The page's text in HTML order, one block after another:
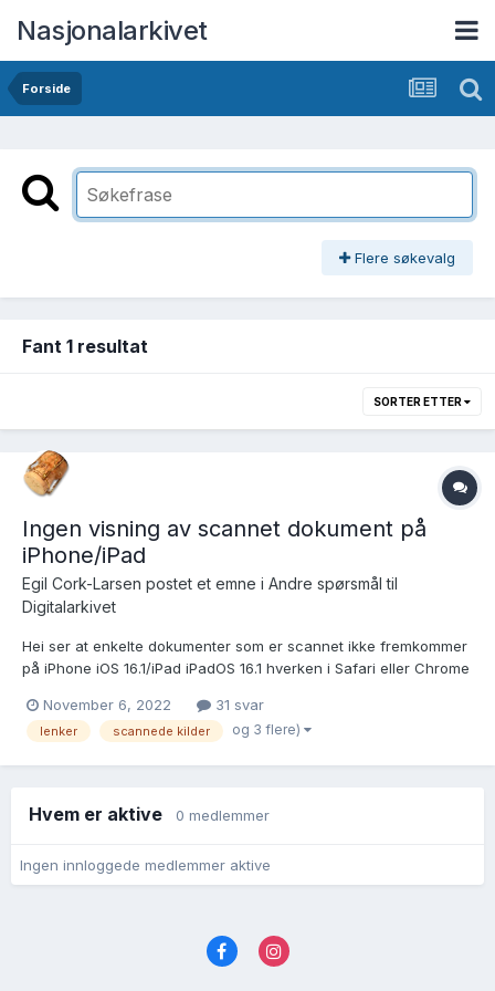
Nasjonalarkivet
Forside
Flere søkevalg
Fant 1 resultat
SORTER ETTER
Ingen visning av scannet dokument på
iPhone/iPad
Egil Cork-Larsen postet et emne i Andre spørsmål til
Digitalarkivet
Hei ser at enkelte dokumenter som er scannet ikke fremkommer
på iPhone iOS 16.1/iPad iPadOS 16.1 hverken i Safari eller Chrome
Har mange eksempler, men vedlegger denne:
https://www.digitalarkivet.no/view/255/pd00000034547738...
November 6, 2022 31 svar
lenker scannede kilder og 3 flere)
Hvem er aktive 0 medlemmer
Ingen innloggede medlemmer aktive